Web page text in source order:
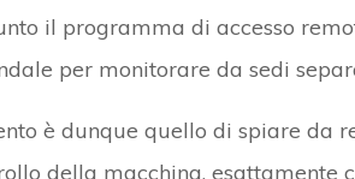
il programma di accesso
per monitorare da sedi
è dunque quello di spiare
della macchina, esattamente